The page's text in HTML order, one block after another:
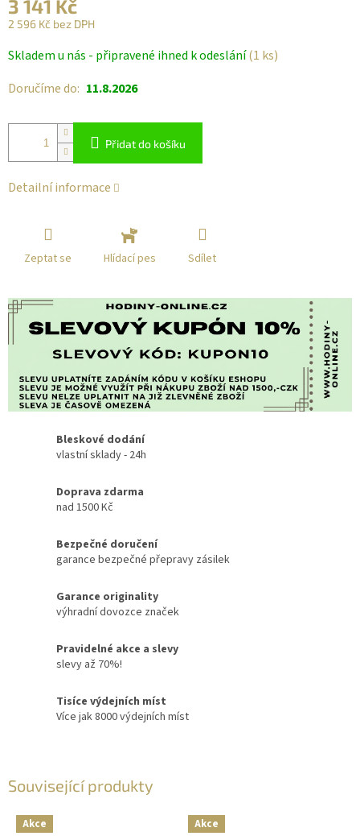
3 141 Kč
2 596 Kč bez DPH
cena:
Skladem u nás - připravené ihned k odeslání(1 ks)
Doručíme do: 11.8.2026
Přidat do košíku
Detailní informace
Zeptat se Hlídací pes Sdílet
Bleskové dodání
vlastní sklady - 24h
Doprava zdarma
nad 1500 Kč
Bezpečné doručení
garance bezpečné přepravy zásilek
Garance originality
výhradní dovozce značek
Pravidelné akce a slevy
slevy až 70%!
Tisíce výdejních míst
Více jak 8000 výdejních míst
Související produkty
Akce Akce